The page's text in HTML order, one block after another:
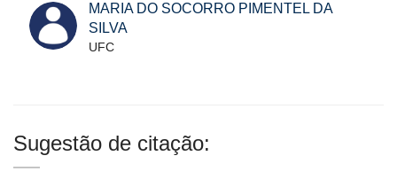
MARIA DO SOCORRO PIMENTEL DA
SILVA
UFC
Sugestão de citação: